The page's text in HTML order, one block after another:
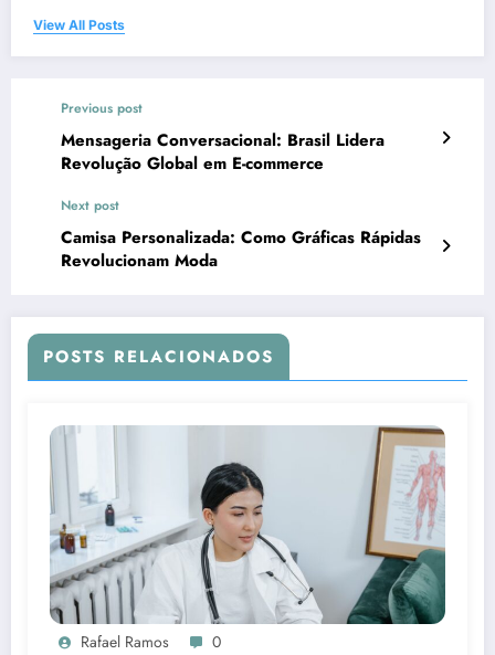
View All Posts
Previous post
Mensageria Conversacional: Brasil Lidera
Revolução Global em E-commerce
Next post
Camisa Personalizada: Como Gráficas Rápidas
Revolucionam Moda
POSTS RELACIONADOS
Rafael Ramos 0